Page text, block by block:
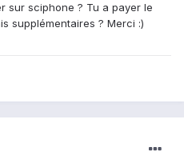
sur sciphone ? Tu a payer le
supplémentaires ? Merci :)